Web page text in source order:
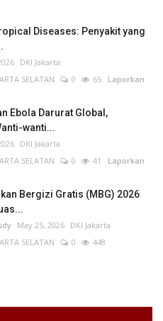
Diseases: Penyakit yang
DKI Jakarta
SELATAN
0 65 Laporkan
Ebola Darurat Global,
wanti...
DKI Jakarta
SELATAN
0 41 Laporkan
Bergizi Gratis (MBG) 2026
May 25, 2026 DKI Jakarta
SELATAN
0
448